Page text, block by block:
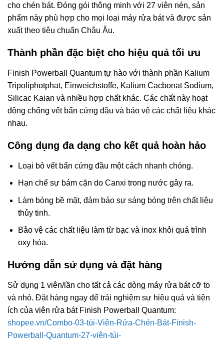
cho chén bát. Đóng gói thông minh với 27 viên nén, sản
phẩm này phù hợp cho mọi loại máy rửa bát và được sản
xuất theo tiêu chuẩn Châu Âu.
Thành phần đặc biệt cho hiệu quả tối ưu
Finish Powerball Quantum tự hào với thành phần Kalium
Tripoliphotphat, Einweichstoffe, Kalium Cacbonat Sodium,
Silicac Kaian và nhiều hợp chất khác. Các chất này hoạt
động chống vết bẩn cứng đầu và bảo vệ các chất liệu khác
nhau.
Công dụng đa dạng cho kết quả hoàn hảo
Loại bỏ vết bẩn cứng đầu một cách nhanh chóng.
Hạn chế sự bám cặn do Canxi trong nước gây ra.
Làm bóng bề mặt, đảm bảo sự sáng bóng trên chất liệu
thủy tinh.
Bảo vệ các chất liệu làm từ bạc và inox khỏi quá trình
oxy hóa.
Hướng dẫn sử dụng và đặt hàng
Sử dụng 1 viên/lần cho tất cả các dòng máy rửa bát cỡ to
và nhỏ. Đặt hàng ngay để trải nghiệm sự hiệu quả và tiện
ích của viên rửa bát Finish Powerball Quantum:
shopee.vn/Combo-03-túi-Viên-Rửa-Chén-Bát-Finish-
Powerball-Quantum-27-viên-túi-